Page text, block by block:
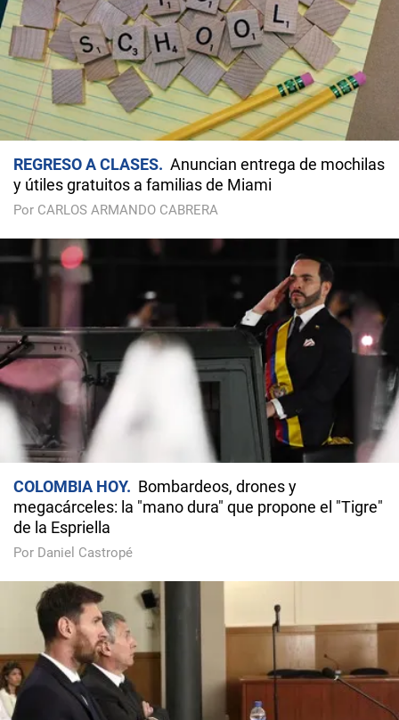
REGRESO A CLASES
Anuncian entrega de mochilas
y útiles gratuitos a familias de Miami
Por CARLOS ARMANDO CABRERA
COLOMBIA HOY
Bombardeos, drones y
megacárceles: la "mano dura" que propone el "Tigre"
de la Espriella
Por Daniel Castropé